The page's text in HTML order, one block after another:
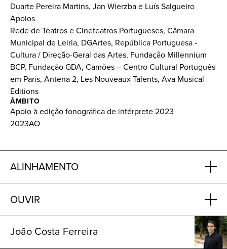
Duarte Pereira Martins, Jan Wierzba e Luís Salgueiro
Apoios
Rede de Teatros e Cineteatros Portugueses, Câmara
Municipal de Leiria, DGArtes, República Portuguesa -
Cultura / Direção-Geral das Artes, Fundação Millennium
BCP, Fundação GDA, Camões – Centro Cultural Português
em Paris, Antena 2, Les Nouveaux Talents, Ava Musical
Editions
ÂMBITO
Apoio à edição fonográfica de intérprete 2023
2023AO
ALINHAMENTO
OUVIR
João Costa Ferreira